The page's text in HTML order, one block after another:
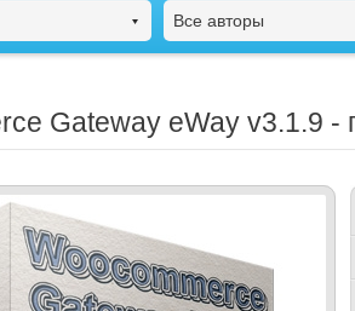
Все авторы
Gateway eWay v3.1.9 -